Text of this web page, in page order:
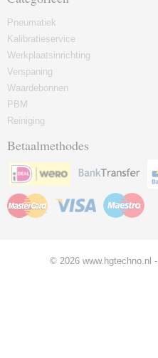
Pneumatiek
Kalibratieservice
Werkplaatsinrichting
Verspaning
Waardebonnen
PBM
Reiniging
Betaalmethodes
© 2026 www.hgtechno.nl